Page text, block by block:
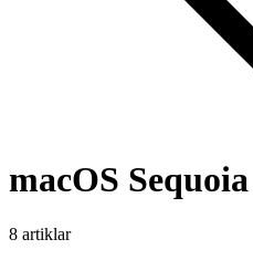
macOS
8 artiklar